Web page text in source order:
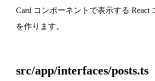
Card コンポーネントで表示する React
を作ります。
src/app/interfaces/posts.ts